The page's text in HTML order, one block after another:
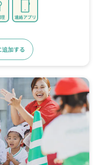
連絡アプリ
加する